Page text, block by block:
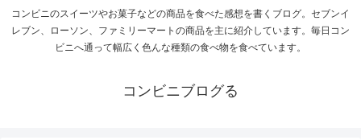
コンビニのスイーツやお菓子などの商品を食べた感想を書くブログ。セブンイ
レブン、ローソン、ファミリーマートの商品を主に紹介しています。毎日コン
ビニへ通って幅広く色んな種類の食べ物を食べています。
コンビニブログる